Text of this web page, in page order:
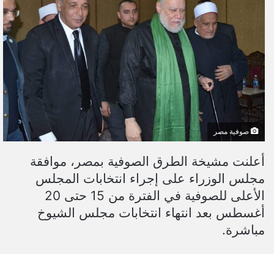
ب
ر
ي
د
ا
ل
ن
ي
صوفية مصر
أعلنت مشيخة الطرق الصوفية بمصر، موافقة
مجلس الوزراء على إجراء انتخابات المجلس
الأعلى للصوفية في الفترة من 15 حتى 20
أغسطس بعد انتهاء انتخابات مجلس الشيوخ
مباشرة.